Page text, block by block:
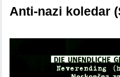
Anti-nazi koledar